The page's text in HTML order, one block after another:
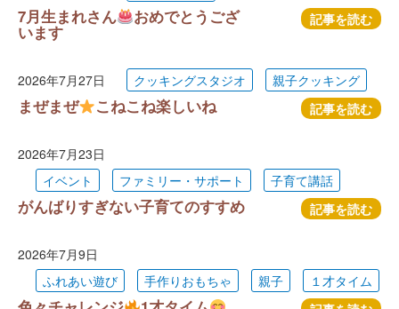
7月生まれさん おめでとうござ
います
記事を読む
2026年7月27日 クッキングスタジオ 親子クッキング
まぜまぜ こねこね楽しいね 記事を読む
2026年7月23日
イベント
ファミリー・サポート 子育て講話
がんばりすぎない子育てのすすめ 記事を読む
2026年7月9日
ふれあい遊び
手作りおもちゃ 親子 １才タイム